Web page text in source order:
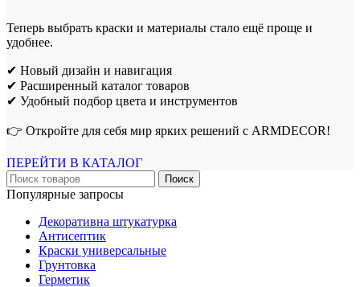
Теперь выбрать краски и материалы стало ещё проще и
удобнее.
✔ Новый дизайн и навигация
✔ Расширенный каталог товаров
✔ Удобный подбор цвета и инструментов
👉 Откройте для себя мир ярких решений с ARMDECOR!
ПЕРЕЙТИ В КАТАЛОГ
Поиск
Популярные запросы
Декоративна штукатурка
Антисептик
Краски универсальные
Грунтовка
Герметик